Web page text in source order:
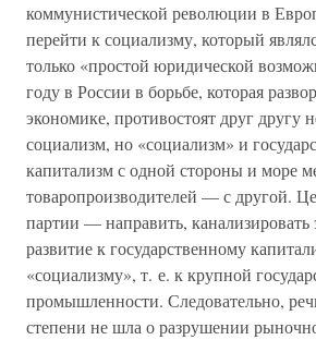
коммунистической революции в
перейти к социализму, который
только «простой юридической
году в России в борьбе, которая
экономике, противостоят друг другу
социализм, но «социализм» и
капитализм с одной стороны и море
товаропроизводителей — с другой.
партии — направить, канализировать
развитие к государственному
«социализму», т. е. к крупной
промышленности. Следовательно,
степени не шла о разрушении